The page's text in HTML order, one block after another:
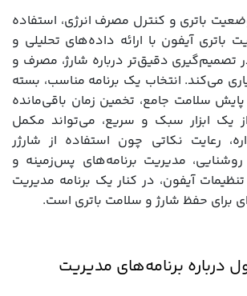
باتری و کنترل مصرف انرژی، استفاده
باتری آیفون با ارائه داده‌های تحلیلی و
تصمیم‌گیری دقیق‌تر درباره شارژ، مصرف و
می‌کند. انتخاب یک برنامه مناسب، بسته
سلامت جامع، تخمین زمان باقی‌مانده
از یک ابزار سبک و سریع، می‌تواند مکمل
رعایت نکاتی چون استفاده از شارژر
مدیریت برنامه‌های پس‌زمینه و
آیفون، در کنار یک برنامه مدیریت
برای حفظ شارژ و سلامت باتری است.
درباره برنامه‌های مدیریت